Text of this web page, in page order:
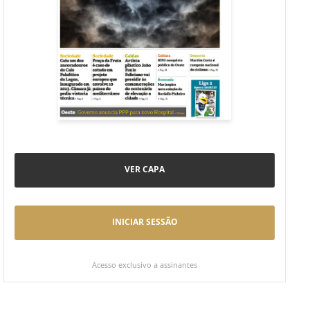
VER CAPA
INICIAR SESSÃO
Acesso exclusivo a assinantes